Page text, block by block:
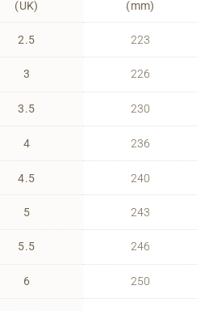
(UK)
2.5
3
3.5
4
4.5
5
5.5
6
(mm)
223
226
230
236
240
243
246
250